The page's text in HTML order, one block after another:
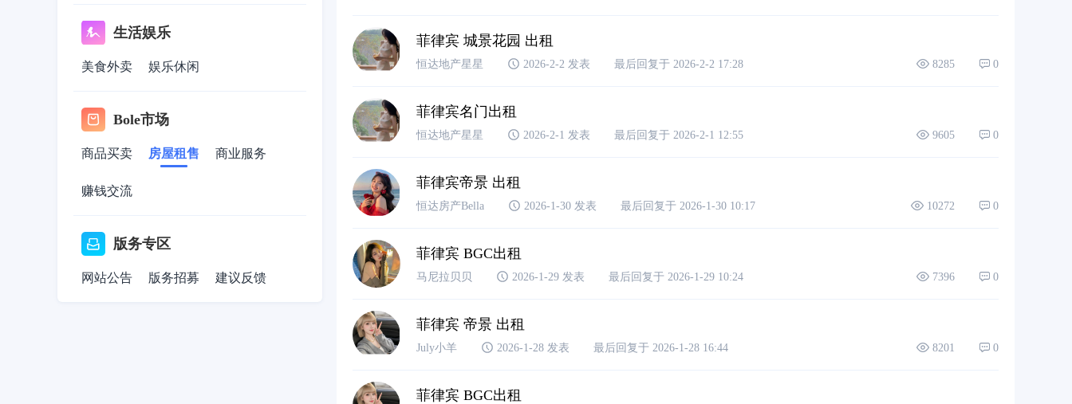
生活娱乐
美食外卖 娱乐休闲
Bole市场
商品买卖 房屋租售 商业服务
赚钱交流
版务专区
网站公告 版务招募 建议反馈
菲律宾 城景花园 出租
恒达地产星星 2026-2-2 发表 最后回复于 2026-2-2 17:28 8285 0
菲律宾名门出租
恒达地产星星 2026-2-1 发表 最后回复于 2026-2-1 12:55 9605 0
菲律宾帝景 出租
恒达房产Bella 2026-1-30 发表 最后回复于 2026-1-30 10:17 10272 0
菲律宾 BGC出租
马尼拉贝贝 2026-1-29 发表 最后回复于 2026-1-29 10:24 7396 0
菲律宾 帝景 出租
July小羊 2026-1-28 发表 最后回复于 2026-1-28 16:44 8201 0
菲律宾 BGC出租